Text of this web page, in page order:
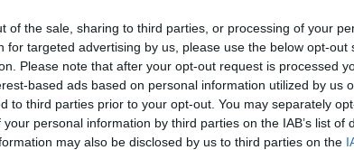
of the sale, sharing to third parties, or processing of your
for targeted advertising by us, please use the below opt-out
Please note that after your opt-out request is processed
based ads based on personal information utilized by us
to third parties prior to your opt-out. You may separately
personal information by third parties on the IAB’s list of
may also be disclosed by us to third parties on the
d'un parking situé le
la D56 et la D38. Ce
Mairie. Sur ce parking
croix à droite, plus